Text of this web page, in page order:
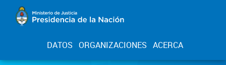
DATOS ORGANIZACIONES ACERCA